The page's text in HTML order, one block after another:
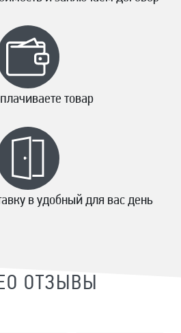
товар
в удобный для вас день
ОТЗЫВЫ